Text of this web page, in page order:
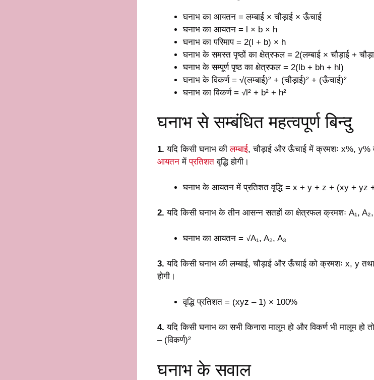
घनाभ का आयतन = लम्बाई × चौड़ाई × ऊँचाई
घनाभ का आयतन = l × b × h
घनाभ का परिमाप = 2(l + b) × h
घनाभ के समस्त पृष्ठों का क्षेत्रफल = 2(लम्बाई × चौड़ाई +
घनाभ के सम्पूर्ण पृष्ठ का क्षेत्रफल = 2(lb + bh + hl)
घनाभ के विकर्ण = √(लम्बाई)² + (चौड़ाई)² + (ऊँचाई)²
घनाभ का विकर्ण = √l² + b² + h²
घनाभ से सम्बंधित महत्वपूर्ण बिन्दु
1.यदि किसी घनाभ कीलम्बाई, चौड़ाई और ऊँचाई में क्रमशः x%, y%
आयतन मेंप्रतिशत वृद्धि होगी।
घनाभ के आयतन में प्रतिशत वृद्धि = x + y + z + (xy + yz
2.यदि किसी घनाभ के तीन आसन्न सतहों का क्षेत्रफल क्रमशः A₁, A₂,
घनाभ का आयतन = √A₁, A₂, A₃
3.यदि किसी घनाभ की लम्बाई, चौड़ाई और ऊँचाई को क्रमशः x, y
होगी।
वृद्धि प्रतिशत = (xyz – 1) × 100%
4.यदि किसी घनाभ का सभी किनारा मालूम हो और विकर्ण भी मालूम हो
– (विकर्ण)²
घनाभ के सवाल